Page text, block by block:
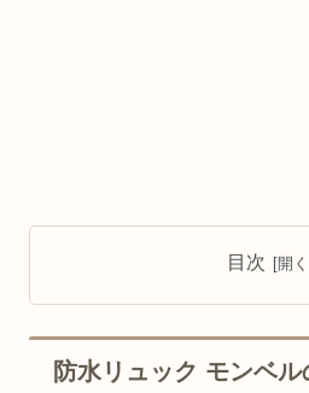
目次
防水リュック モンベ